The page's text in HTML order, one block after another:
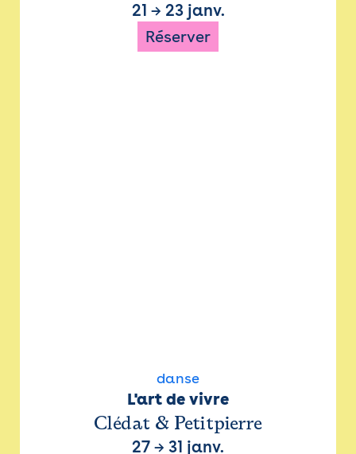
21 → 23 janv.
Réserver
danse
L'art de vivre
Clédat & Petitpierre
27 → 31 janv.